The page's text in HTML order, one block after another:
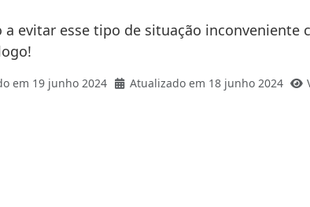
evitar esse tipo de situação inconveniente
em 19 junho 2024 Atualizado em 18 junho 2024